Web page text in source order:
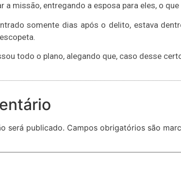
a missão, entregando a esposa para eles, o
somente dias após o delito, estava
todo o plano, alegando que, caso desse
será publicado. Campos obrigatórios são